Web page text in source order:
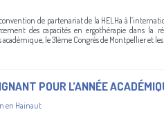
de partenariat de la HELHa à
des capacités en ergothérapie dans la
le 31ème Congrès de Montpellier et
POUR L’ANNÉE
en Hainaut